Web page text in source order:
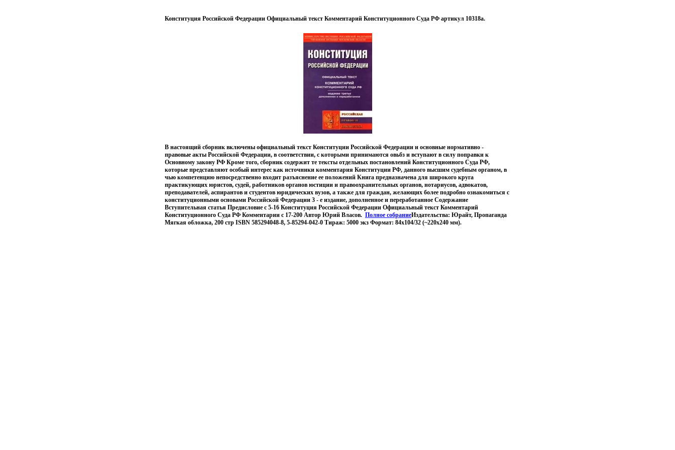
Конституция Российской Федерации Официальный текст Комментарий Конституционного Суда РФ артикул 10318a.
В настоящий сборник включены официальный текст Конституции Российской Федерации и основные нормативно -
правовые акты Российской Федерации, в соответствии, с которыми принимаются овьбз и вступают в силу поправки к
Основному закону РФ Кроме того, сборник содержит те тексты отдельных постановлений Конституционного Суда РФ,
которые представляют особый интерес как источники комментария Конституции РФ, данного высшим судебным органом, в
чью компетенцию непосредственно входит разъяснение ее положений Книга предназначена для широкого круга
практикующих юристов, судей, работников органов юстиции и правоохранительных органов, нотариусов, адвокатов,
преподавателей, аспирантов и студентов юридических вузов, а также для граждан, желающих более подробно ознакомиться с
конституционными основами Российской Федерации 3 - е издание, дополненное и переработанное Содержание
Вступительная статья Предисловие c 5-16 Конституция Российской Федерации Официальный текст Комментарий
Конституционного Суда РФ Комментарии c 17-200 Автор Юрий Власов. Полное собраниеИздательства: Юрайт, Пропаганда
Мягкая обложка, 200 стр ISBN 585294048-8, 5-85294-042-0 Тираж: 5000 экз Формат: 84x104/32 (~220x240 мм).